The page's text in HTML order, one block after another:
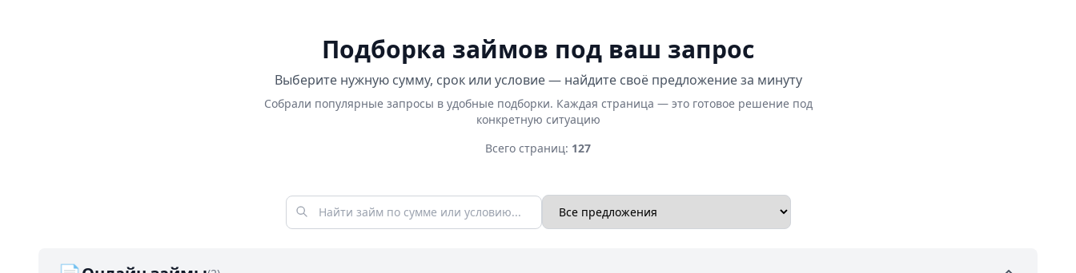
Подборка займов под ваш запрос
Выберите нужную сумму, срок или условие — найдите своё предложение за минуту
Собрали популярные запросы в удобные подборки. Каждая страница — это готовое решение под
конкретную ситуацию
Всего страниц: 127